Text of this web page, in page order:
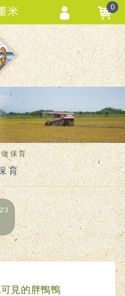
保育
育
見的胖鴨鴨
米 0